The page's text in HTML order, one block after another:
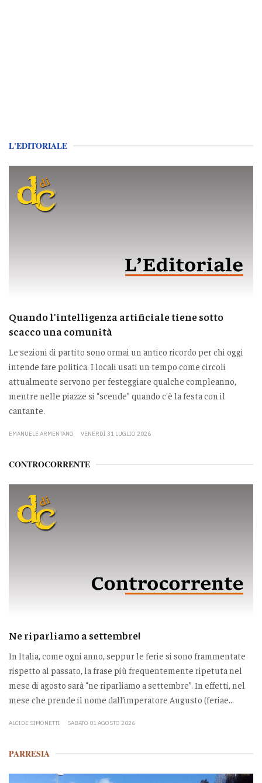
L'EDITORIALE
Quando l'intelligenza artificiale tiene sotto
scacco una comunità
Le sezioni di partito sono ormai un antico ricordo per chi oggi
intende fare politica. I locali usati un tempo come circoli
attualmente servono per festeggiare qualche compleanno,
mentre nelle piazze si “scende” quando c'è la festa con il
cantante.
EMANUELE ARMENTANO VENERDÌ 31 LUGLIO 2026
CONTROCORRENTE
Ne riparliamo a settembre!
In Italia, come ogni anno, seppur le ferie si sono frammentate
rispetto al passato, la frase più frequentemente ripetuta nel
mese di agosto sarà “ne riparliamo a settembre”. In effetti, nel
mese che prende il nome dall’imperatore Augusto (feriae...
ALCIDE SIMONETTI SABATO 01 AGOSTO 2026
PARRESIA